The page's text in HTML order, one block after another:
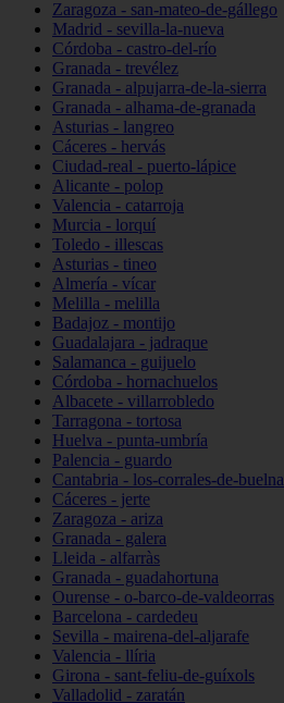
Zaragoza - san-mateo-de-gállego
Madrid - sevilla-la-nueva
Córdoba - castro-del-río
Granada - trevélez
Granada - alpujarra-de-la-sierra
Granada - alhama-de-granada
Asturias - langreo
Cáceres - hervás
Ciudad-real - puerto-lápice
Alicante - polop
Valencia - catarroja
Murcia - lorquí
Toledo - illescas
Asturias - tineo
Almería - vícar
Melilla - melilla
Badajoz - montijo
Guadalajara - jadraque
Salamanca - guijuelo
Córdoba - hornachuelos
Albacete - villarrobledo
Tarragona - tortosa
Huelva - punta-umbría
Palencia - guardo
Cantabria - los-corrales-de-buelna
Cáceres - jerte
Zaragoza - ariza
Granada - galera
Lleida - alfarràs
Granada - guadahortuna
Ourense - o-barco-de-valdeorras
Barcelona - cardedeu
Sevilla - mairena-del-aljarafe
Valencia - llíria
Girona - sant-feliu-de-guíxols
Valladolid - zaratán